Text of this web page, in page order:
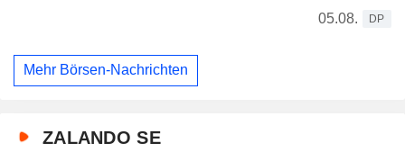
05.08.
DP
Mehr Börsen-Nachrichten
ZALANDO SE